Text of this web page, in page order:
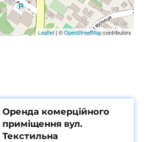
Leaflet | ©OpenStreetMapcontributors
Оренда комерційного
приміщення вул.
Текстильна